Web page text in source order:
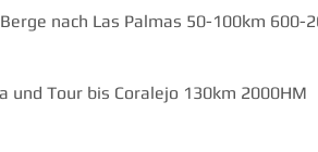
nach Las Palmas 50-100km 600-
Tour bis Coralejo 130km 2000HM